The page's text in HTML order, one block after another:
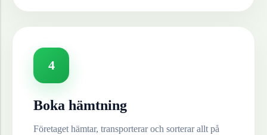
4
Boka hämtning
Företaget hämtar, transporterar och sorterar allt på